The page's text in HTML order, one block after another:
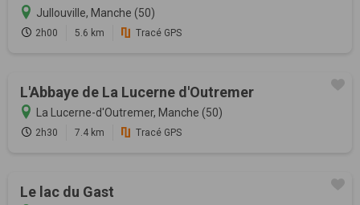
Jullouville, Manche (50)
2h00 5.6 km Tracé GPS
L'Abbaye de La Lucerne d'Outremer
La Lucerne-d'Outremer, Manche (50)
2h30 7.4 km Tracé GPS
Le lac du Gast